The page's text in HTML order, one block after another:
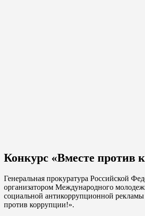
Конкурс «Вместе против
Генеральная прокуратура Российской
организатором Международного
социальной антикоррупционной
против коррупции!».